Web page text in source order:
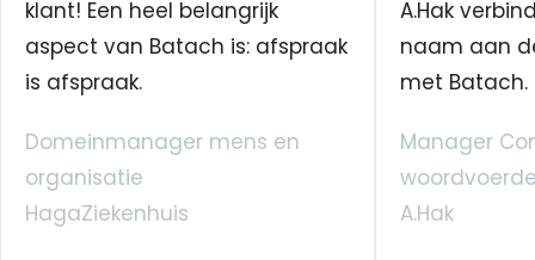
klant! Een heel belangrijk
aspect van Batach is: afspraak
is afspraak.
Domeinmanager mens en
organisatie
HagaZiekenhuis
A.Hak
naam aan
met Batach.
Manager
A.Hak